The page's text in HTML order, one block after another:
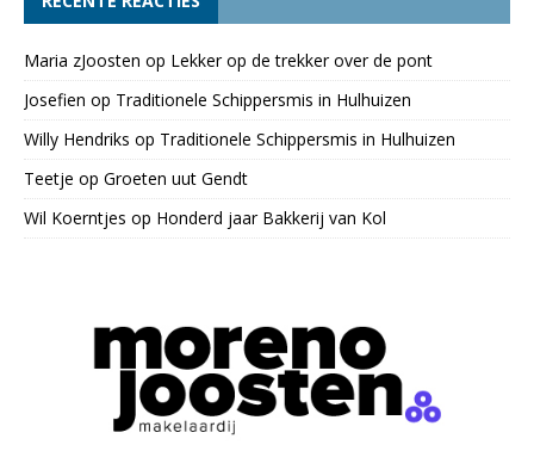
Maria zJoosten op Lekker op de trekker over de pont
Josefien op Traditionele Schippersmis in Hulhuizen
Willy Hendriks op Traditionele Schippersmis in Hulhuizen
Teetje op Groeten uut Gendt
Wil Koerntjes op Honderd jaar Bakkerij van Kol